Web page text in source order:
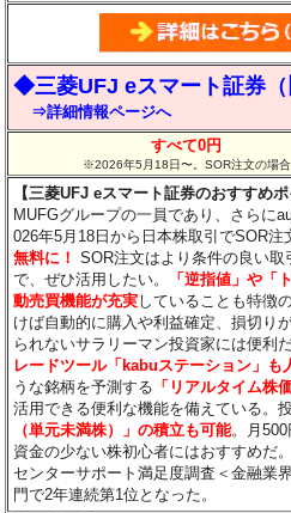
◆三菱UFJ eスマート証券（
⇒詳細情報ページへ
すべて0円
※2026年5月18日〜。SOR注文の場合
【三菱UFJ eスマート証券のおすすめポ
MUFGグループの一員であり、さらに
026年5月18日から日本株取引でSOR注
無料に！ SOR注文はより条件の良い
で、ぜひ活用したい。
「逆指値」や「
動売買機能が充実していることも特徴
けば自動的に購入や利益確定、損切り
られないサラリーマン投資家には便利
レードツール「kabuステーション」も
うな銘柄を予測する 「リアルタイム株
活用できる便利な機能を備えている。
（単元未満株）」の積立も可能。月
資金の少ない株初心者にはおすすめだ
センターサポート満足度調査＜金融業
門で2年連続第1位となった。